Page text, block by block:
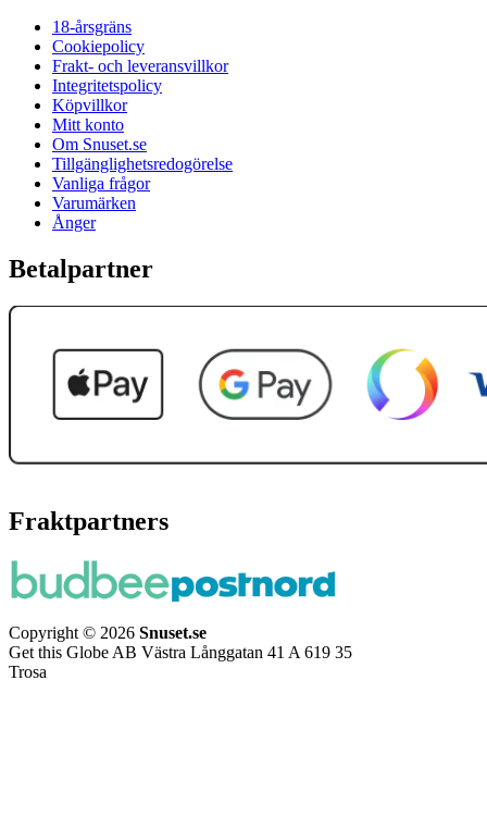
18-årsgräns
Cookiepolicy
Frakt- och leveransvillkor
Integritetspolicy
Köpvillkor
Mitt konto
Om Snuset.se
Tillgänglighetsredogörelse
Vanliga frågor
Varumärken
Ånger
Betalpartner
Fraktpartners
Copyright © 2026 Snuset.se
Get this Globe AB Västra Långgatan 41 A 619 35
Trosa